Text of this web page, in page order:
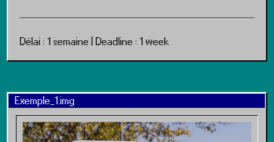
Délai : 1 semaine |Deadline : 1 week
Exemple_1.img